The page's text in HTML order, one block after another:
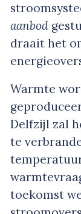
aanbod
draait het
Warmte
Delfzijl zal
te
toekomst